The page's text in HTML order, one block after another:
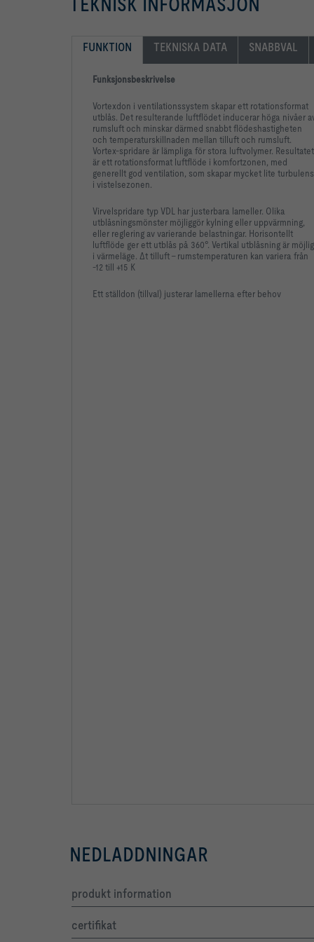
FUNKTION TEKNISKA DATA SNABBVAL
Funksjonsbeskrivelse
Vortexdon i ventilationssystem skapar ett rotationsformat
utblås. Det resulterande luftflödet inducerar höga nivåer
rumsluft och minskar därmed snabbt flödeshastigheten
och temperaturskillnaden mellan tilluft och rumsluft.
Vortex-spridare är lämpliga för stora luftvolymer. Resultatet
är ett rotationsformat luftflöde i komfortzonen, med
generellt god ventilation, som skapar mycket lite turbulens
i vistelsezonen.
Virvelspridare typ VDL har justerbara lameller. Olika
utblåsningsmönster möjliggör kylning eller uppvärmning,
eller reglering av varierande belastningar. Horisontellt
luftflöde ger ett utblås på 360°. Vertikal utblåsning är möjlig
i värmeläge. Δt tilluft - rumstemperaturen kan variera från
-12 till +15 K
Ett ställdon (tillval) justerar lamellerna efter behov
NEDLADDNINGAR
produkt information
certifikat